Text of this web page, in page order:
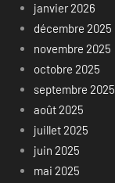
janvier 2026
décembre 2025
novembre 2025
octobre 2025
septembre 2025
août 2025
juillet 2025
juin 2025
mai 2025